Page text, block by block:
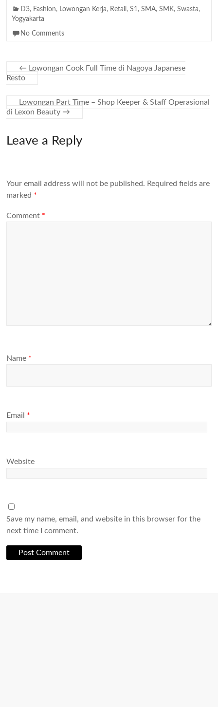
D3, Fashion, Lowongan Kerja, Retail ,S1,SMA,SMK,Swasta,
Yogyakarta
No Comments
← Lowongan Cook Full Time di Nagoya Japanese
Resto
Lowongan Part Time – Shop Keeper & Staff Operasional
di Lexon Beauty →
Leave a Reply
Your email address will not be published. Required fields are
marked *
Comment *
Name *
Email *
Website
Save my name, email, and website in this browser for the
next time I comment.